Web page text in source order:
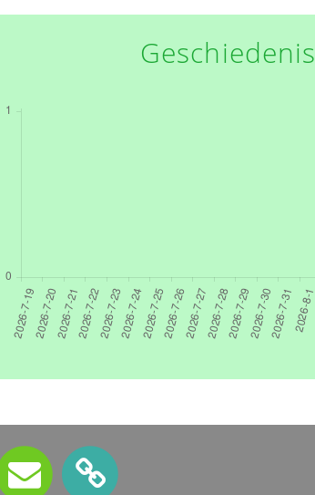
Geschiedenis